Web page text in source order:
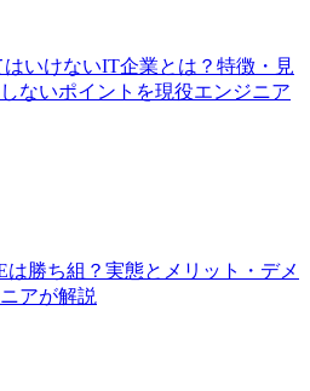
はいけないIT企業とは？特徴・見
ないポイントを現役エンジニア
は勝ち組？実態とメリット・デメ
アが解説